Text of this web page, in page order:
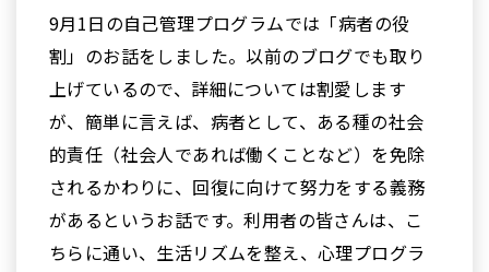
9月1日の自己管理プログラムでは「病者の役
割」のお話をしました。 以前のブログでも取り
上げているので、詳細については割愛します
が、簡単に言えば、病者として、ある種の社会
的責任（社会人であれば働くことなど）を免除
されるかわりに、回復に向けて努力をする義務
があるというお話です。利用者の皆さんは、こ
ちらに通い、生活リズムを整え、心理プログラ